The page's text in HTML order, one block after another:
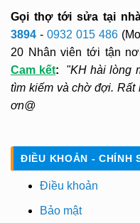
Gọi thợ tới sửa tại
3894-0932 015 486
20 Nhân viên tới tận
Cam kết:
"KH hài lòng
tìm kiếm và chờ đợi. Rất
ơn@
ĐIỀU KHOẢN - CHÍNH
Điều khoản
Bảo mật